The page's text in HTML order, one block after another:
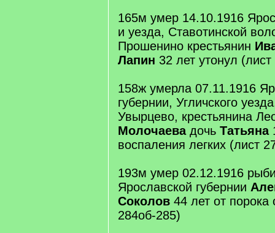
165м умер 14.10.1916
и уезда, Ставотинской
Прошенино крестьянин
Лапин 32 лет утонул
158ж умерла 07.11.1916
губернии, Угличского
Увырцево, крестьянина
Молочаевадочь Татьяна
воспаления легких (лист
193м умер 02.12.1916
Ярославской губернии
Соколов 44 лет от порока
284об-285)